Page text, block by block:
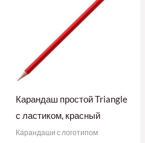
Карандаш простой Triangle
с ластиком, красный
Карандаши с логотипом